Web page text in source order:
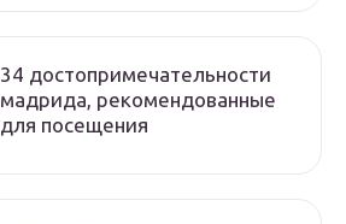
34 достопримечательности
мадрида, рекомендованные
для посещения